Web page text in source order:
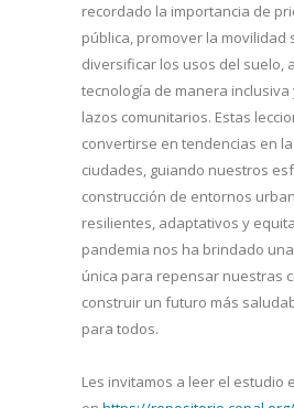
recordado la importancia de
pública, promover la movilidad
diversificar los usos del suelo,
tecnología de manera
lazos comunitarios. Estas
convertirse en tendencias en
ciudades, guiando nuestros
construcción de entornos
resilientes, adaptativos y
pandemia nos ha brindado
única para repensar nuestras
construir un futuro más
para todos.
Les invitamos a leer el estudio